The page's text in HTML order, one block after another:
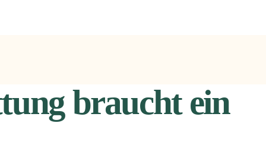
braucht ein